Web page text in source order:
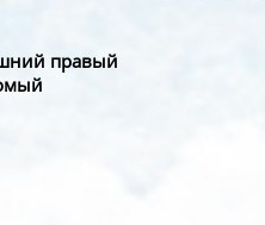
правый